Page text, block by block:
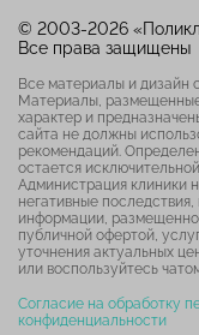
© 2003-2026
Все права защищены
Все материалы и дизайн
Материалы,
характер и
сайта не должны
рекомендаций.
остается
Администрация клиники
негативные
информации,
публичной офертой,
уточнения актуальных
или воспользуйтесь
Согласие на обработку
конфиденциальности